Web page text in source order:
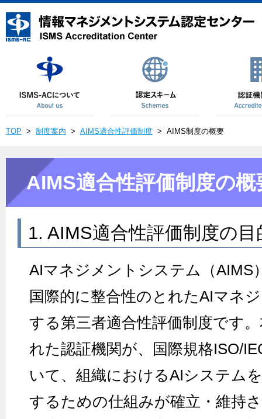
TOP > 制度案内 > AIMS適合性評価制度 > AIMS制度の概要
AIMS適合性評価制度の概
1. AIMS適合性評価制度の目
AIマネジメントシステム（AIMS
国際的に整合性のとれたAIマネ
する第三者適合性評価制度です
れた認証機関が、国際規格ISO/
いて、組織におけるAIシステム
するための仕組みが確立・維持